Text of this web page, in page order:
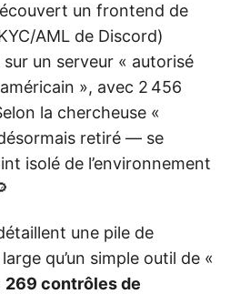
un frontend de
AML de Discord)
un serveur « autorisé
», avec 2 456
la chercheuse «
retiré — se
isolé de l’environnement
une pile de
qu’un simple outil de «
269 contrôles de